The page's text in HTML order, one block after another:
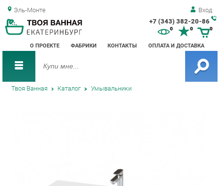
Эль-Монте Вход
+7 (343) 382-20-86
О ПРОЕКТЕ ФАБРИКИ КОНТАКТЫ ОПЛАТА И ДОСТАВКА
0 0
Твоя Ванная Каталог Умывальники